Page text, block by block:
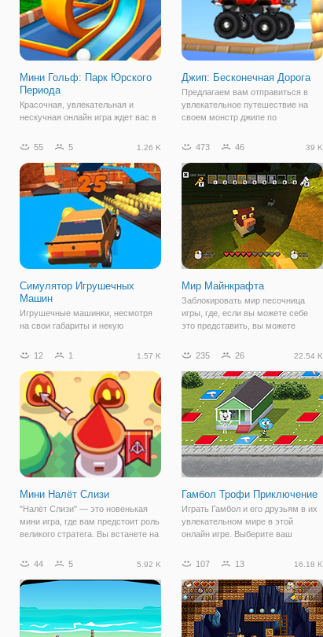
Мини Гольф: Парк Юрского
Периода
Красочная, увлекательная и
нескучная онлайн игра ждет вас в
Периода". Здесь вы перенесетесь
с целью их исследовать, а просто
сыграть партеечку в гольф. Плюс
ко
Джип: Бесконечная Дорога
Предлагаем вам отправиться в
увлекательное путешествие на
своем монстр джипе по
столкнетесь с множеством
деревянные баррикады, огромные
мины и многое другое.
55 5 1.26 K
Симулятор Игрушечных
Машин
Игрушечные машинки, несмотря
на свои габариты и некую
удивлять. Вы убедитесь в этом
онлайн игру "Симулятор
Игрушечных Машин". Здесь вы
отправляетесь в детский мир
473 46 39 K
Мир Майнкрафта
Заблокировать мир песочница
игры, где, если вы можете себе
это представить, вы можете
симулятор.
12 1 1.57 K
Мини Налёт Слизи
"Налёт Слизи" — это новенькая
мини игра, где вам предстоит роль
великого стратега. Вы встанете на
хотят захватить слизевые
территорию королевства и их
235 26 22.54 K
Гамбол Трофи Приключение
Играть Гамбол и его друзьям в их
увлекательном мире в этой
онлайн игре. Выберите ваш
от Cartoon Network и бросить
интересных мини-игр и выиграть
трофей вызов.
44 5 5.92 K 107 13 16.18 K